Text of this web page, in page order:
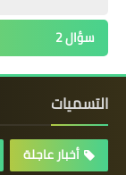
سؤال 2
التسميات
أخبار عاجلة